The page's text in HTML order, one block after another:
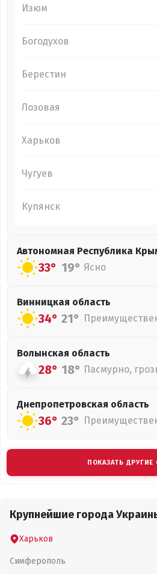
Изюм
Богодухов
Берестин
Лозовая
Харьков
Чугуев
Купянск
Автономная Республика
33° 19° Ясно
Винницкая область
34° 21°
Волынская область
28° 18° Пасмурно,
Днепропетровская область
36° 23°
ПОКАЗАТЬ ДРУГИЕ
Крупнейшие города
Харьков
Симферополь